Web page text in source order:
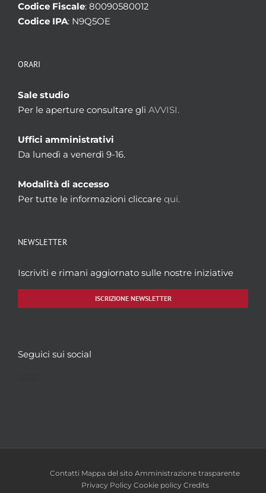
Codice Fiscale: 80090580012
Codice IPA: N9Q5OE
ORARI
Sale studio
Per le aperture consultare gli AVVISI.
Uffici amministrativi
Da lunedì a venerdì 9-16.
Modalità di accesso
Per tutte le informazioni cliccare qui.
NEWSLETTER
Iscriviti e rimani aggiornato sulle nostre iniziative
ISCRIZIONE NEWSLETTER
Seguici sui social
Contatti Mappa del sito Amministrazione trasparente
Privacy Policy Cookie policy Credits